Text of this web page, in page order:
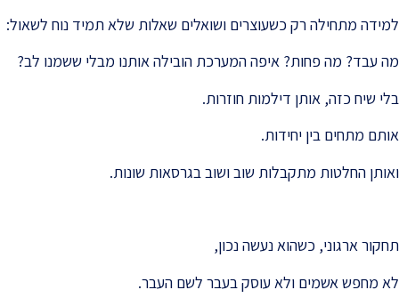
למידה מתחילה רק כשעוצרים ושואלים שאלות שלא תמיד נוח לשאול:
מה עבד? מה פחות? איפה המערכת הובילה אותנו מבלי ששמנו לב?
בלי שיח כזה, אותן דילמות חוזרות.
אותם מתחים בין יחידות.
ואותן החלטות מתקבלות שוב ושוב בגרסאות שונות.
תחקור ארגוני, כשהוא נעשה נכון,
לא מחפש אשמים ולא עוסק בעבר לשם העבר.